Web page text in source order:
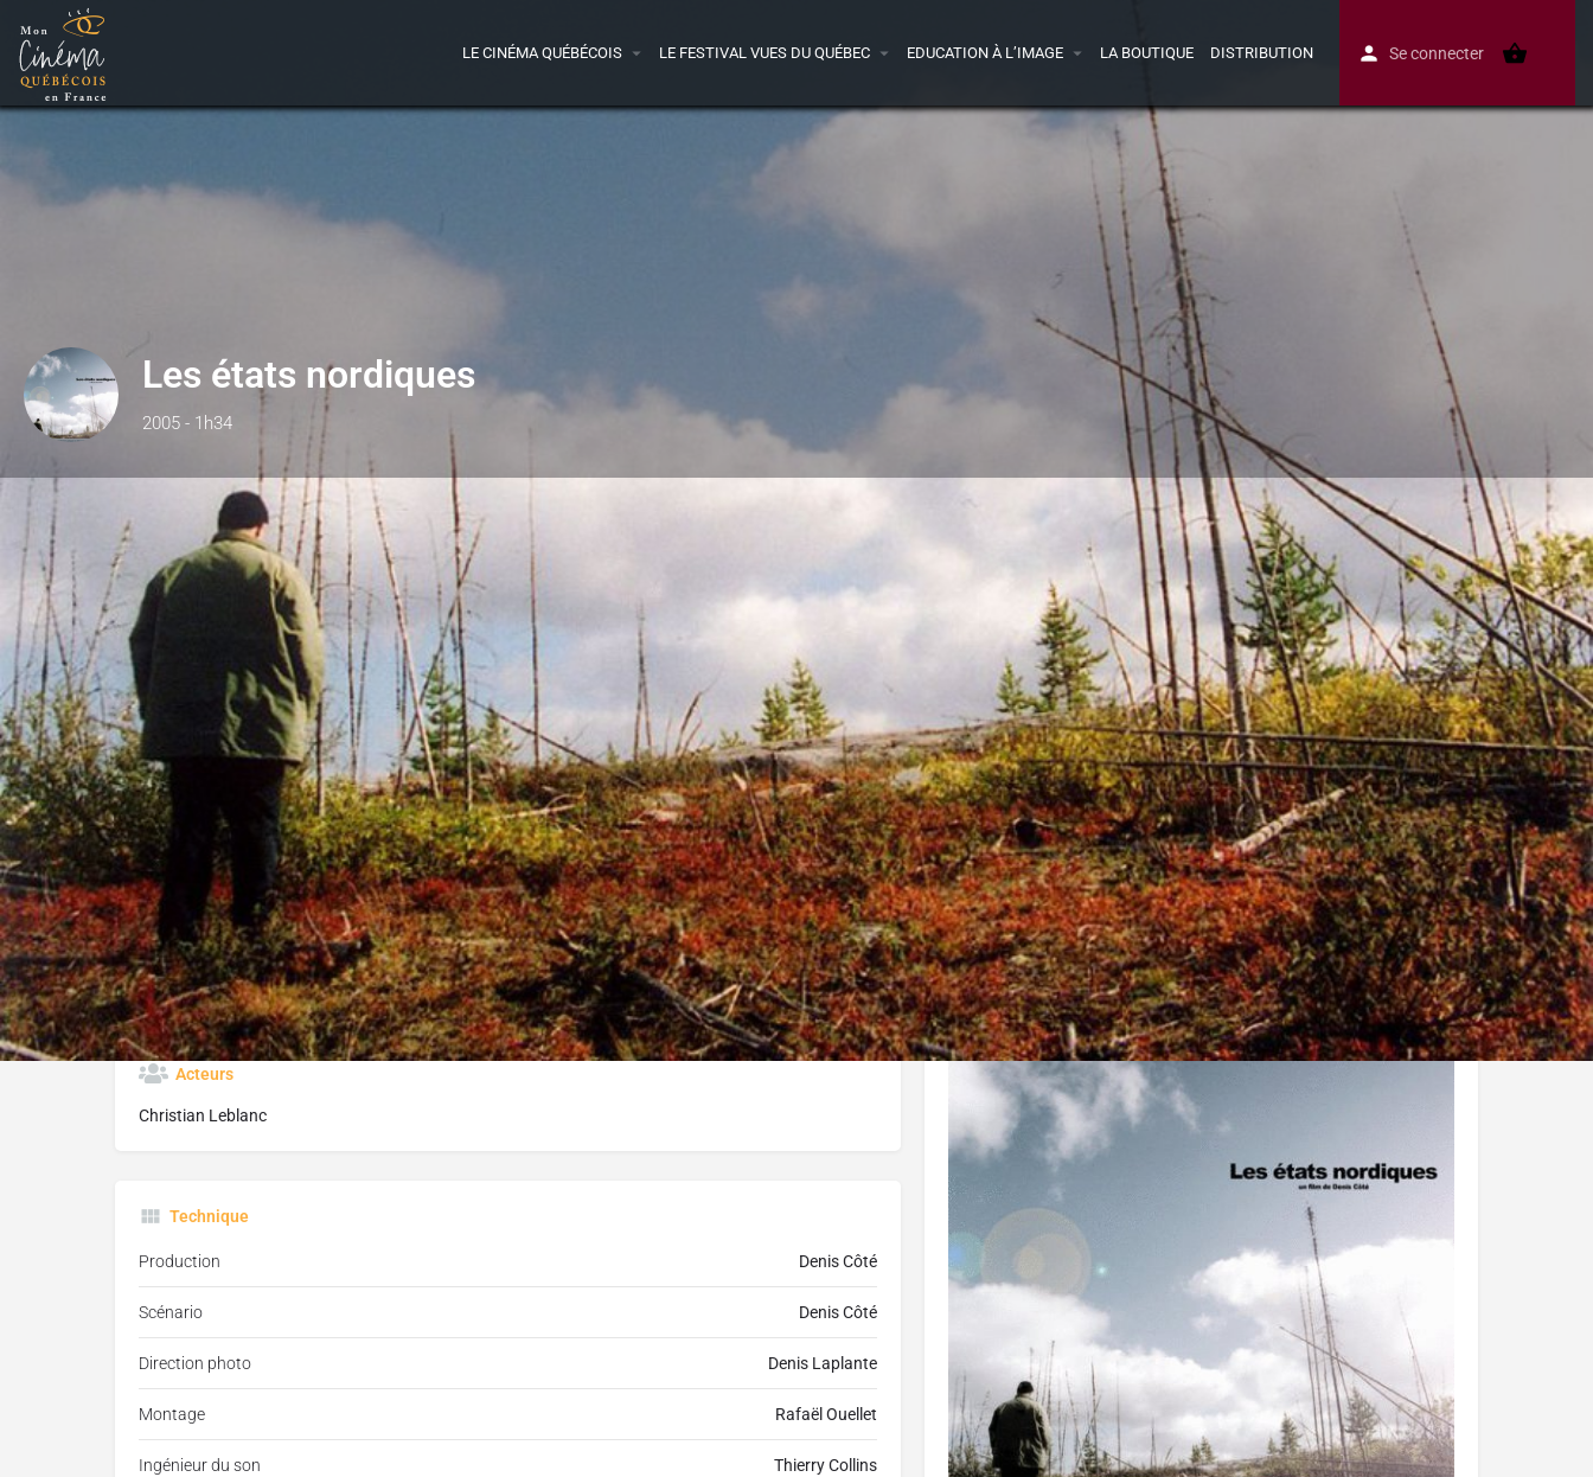
LE CINÉMA QUÉBÉCOIS LE FESTIVAL VUES DU QUÉBEC EDUCATION À L’IMAGE LA BOUTIQUE DISTRIBUTION Se connecter
Les états nordiques
2005 - 1h34
J'aime
Réalisé par :
L'histoire
Christian commet un geste irréparable. Ce crime par compassion le trouble. Il fuit la loi et sa
conscience, et se perd à Radisson, à la Baie-James. Là-bas, il reprend goût à la vie. L’histoire avance
par touches impressionnistes, entre fiction et documentaire.
Acteurs
Christian Leblanc
Technique
Production Denis Côté
Scénario Denis Côté
Direction photo Denis Laplante
Montage Rafaël Ouellet
Ingénieur du son Thierry Collins
Distributeur ou mandataire pour une projection en France
Vues du Québec Distribution
Affiche